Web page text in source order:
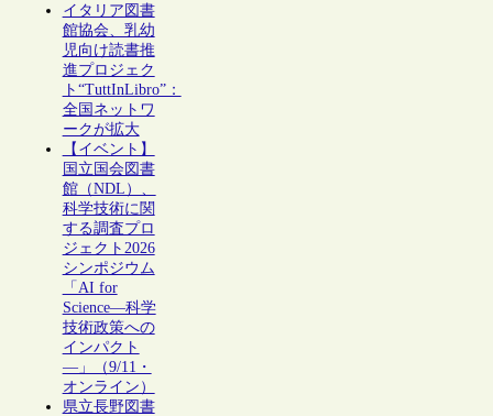
イタリア図書
館協会、乳幼
児向け読書推
進プロジェク
ト“TuttInLibro”：
全国ネットワ
ークが拡大
【イベント】
国立国会図書
館（NDL）、
科学技術に関
する調査プロ
ジェクト2026
シンポジウム
「AI for
Science―科学
技術政策への
インパクト
―」（9/11・
オンライン）
県立長野図書